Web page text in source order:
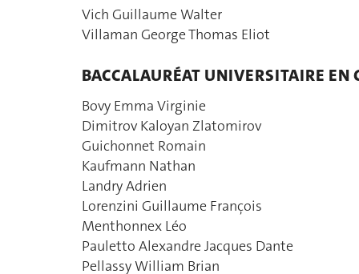
Vich Guillaume Walter
Villaman George Thomas Eliot
BACCALAURÉAT UNIVERSITAIRE EN
Bovy Emma Virginie
Dimitrov Kaloyan Zlatomirov
Guichonnet Romain
Kaufmann Nathan
Landry Adrien
Lorenzini Guillaume François
Menthonnex Léo
Pauletto Alexandre Jacques Dante
Pellassy William Brian